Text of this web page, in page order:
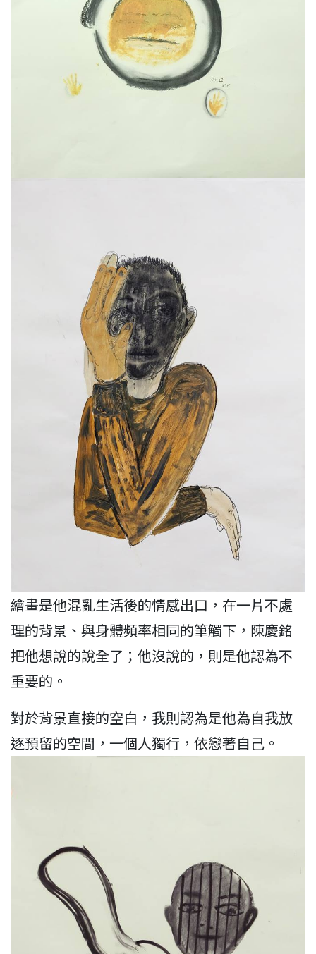
繪畫是他混亂生活後的情感出口，在一片不處
理的背景、與身體頻率相同的筆觸下，陳慶銘
把他想說的說全了；他沒說的，則是他認為不
重要的。
對於背景直接的空白，我則認為是他為自我放
逐預留的空間，一個人獨行，依戀著自己。